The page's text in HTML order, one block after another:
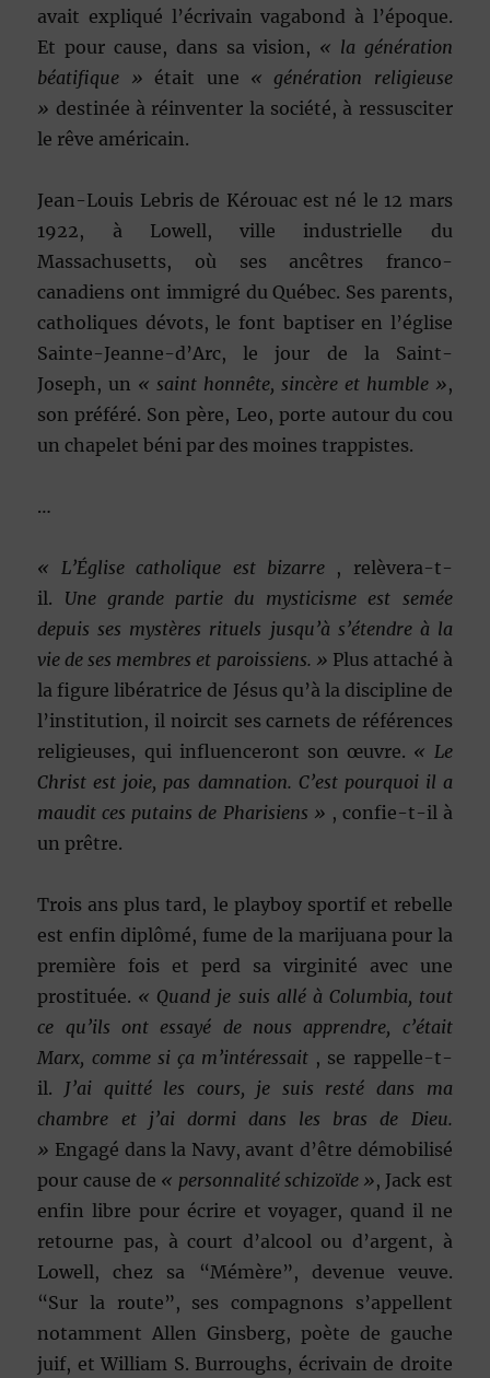
avait expliqué l’écrivain vagabond à l’époque.
Et pour cause, dans sa vision, « la génération
béatifique » était une « génération religieuse
» destinée à réinventer la société, à ressusciter
le rêve américain.
Jean-Louis Lebris de Kérouac est né le 12 mars
1922, à Lowell, ville industrielle du
Massachusetts, où ses ancêtres franco-
canadiens ont immigré du Québec. Ses parents,
catholiques dévots, le font baptiser en l’église
Sainte-Jeanne-d’Arc, le jour de la Saint-
Joseph, un « saint honnête, sincère et humble »,
son préféré. Son père, Leo, porte autour du cou
un chapelet béni par des moines trappistes.
…
« L’Église catholique est bizarre , relèvera-t-
il. Une grande partie du mysticisme est semée
depuis ses mystères rituels jusqu’à s’étendre à la
vie de ses membres et paroissiens. » Plus attaché à
la figure libératrice de Jésus qu’à la discipline de
l’institution, il noircit ses carnets de références
religieuses, qui influenceront son œuvre. « Le
Christ est joie, pas damnation. C’est pourquoi il a
maudit ces putains de Pharisiens » , confie-t-il à
un prêtre.
Trois ans plus tard, le playboy sportif et rebelle
est enfin diplômé, fume de la marijuana pour la
première fois et perd sa virginité avec une
prostituée. « Quand je suis allé à Columbia, tout
ce qu’ils ont essayé de nous apprendre, c’était
Marx, comme si ça m’intéressait , se rappelle-t-
il. J’ai quitté les cours, je suis resté dans ma
chambre et j’ai dormi dans les bras de Dieu.
» Engagé dans la Navy, avant d’être démobilisé
pour cause de « personnalité schizoïde », Jack est
enfin libre pour écrire et voyager, quand il ne
retourne pas, à court d’alcool ou d’argent, à
Lowell, chez sa “Mémère”, devenue veuve.
“Sur la route”, ses compagnons s’appellent
notamment Allen Ginsberg, poète de gauche
juif, et William S. Burroughs, écrivain de droite